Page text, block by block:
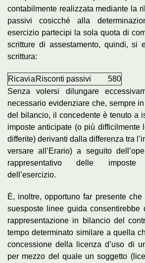
contabilmente realizzata mediante la
passivi cosicché alla
esercizio partecipi la sola quota di
scritture di assestamento, quindi, si
scrittura:
Ricavia Risconti passivi
580
Senza volersi dilungare
necessario evidenziare che, sempre
del bilancio, il concedente è tenuto a
imposte anticipate (o più difficilmente
differite) derivanti dalla differenza tra
versare all’Erario) a seguito
rappresentativo delle
dell’esercizio.
È, inoltre, opportuno far presente che
suesposte linee guida consentirebbe
rappresentazione in bilancio del
tempo determinato similare a quella
concessione della licenza d’uso di
per mezzo del quale un soggetto